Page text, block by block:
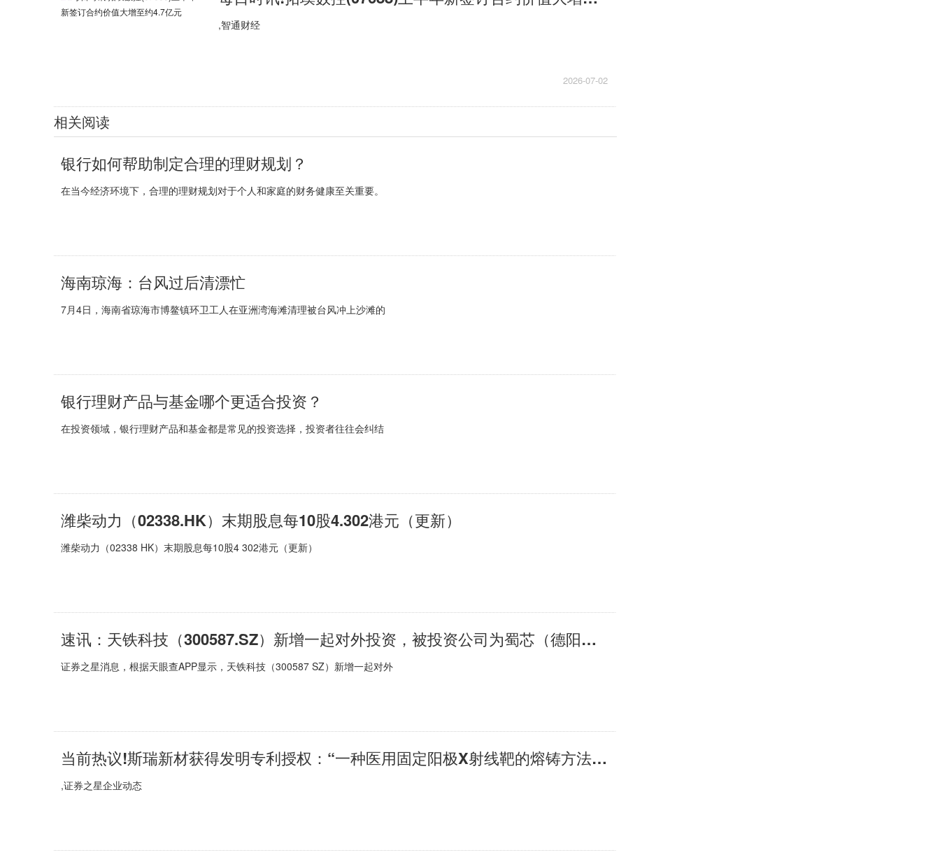
,智通财经
2026-07-02
相关阅读
银行如何帮助制定合理的理财规划？
在当今经济环境下，合理的理财规划对于个人和家庭的财务健康至关重要。
海南琼海：台风过后清漂忙
7月4日，海南省琼海市博鳌镇环卫工人在亚洲湾海滩清理被台风冲上沙滩的
银行理财产品与基金哪个更适合投资？
在投资领域，银行理财产品和基金都是常见的投资选择，投资者往往会纠结
潍柴动力（02338.HK）末期股息每10股4.302港元（更新）
潍柴动力（02338 HK）末期股息每10股4 302港元（更新）
速讯：天铁科技（300587.SZ）新增一起对外投资，被投资公司为蜀芯（德阳）半导体有限公司
证券之星消息，根据天眼查APP显示，天铁科技（300587 SZ）新增一起对外
当前热议!斯瑞新材获得发明专利授权：“一种医用固定阳极X射线靶的熔铸方法及其应用”
,证券之星企业动态